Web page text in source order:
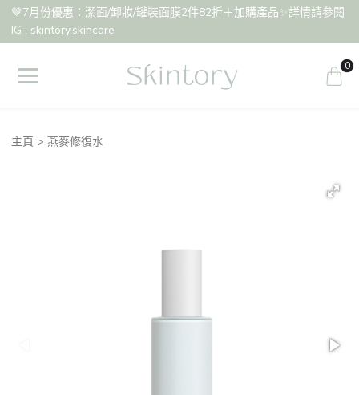
🤎7月份優惠：潔面/卸妝/罐裝面膜2件82折＋加購產品✨詳情請參閱
IG : skintory.skincare
0
主頁 燕麥修復水